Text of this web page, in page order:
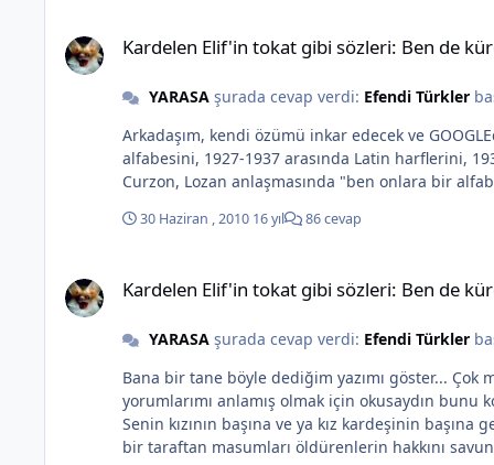
Kardelen Elif'in tokat gibi sözleri: Ben de
YARASAşurada cevap verdi: Efendi Türkler
Arkadaşım, kendi özümü inkar edecek ve GOOGLEda çerkes
alfabesini, 1927-1937 arasında Latin harflerini, 1937 den sonra da Kiril (Rus)
30 Haziran , 2010 16 yıl 86 cevap
Kardelen Elif'in tokat gibi sözleri: Ben de
YARASAşurada cevap verdi: Efendi Türkler
Bana bir tane böyle dediğim yazımı göster... Çok merak ediyorsa söyleyeyim: Ben milliyetçi değilim arkadaşım, sadece Kürt milliyetçiliğine ve bölücülüğe karşıyım! Eğer
yorumlarımı anlamış olmak için okusaydın bunu kolaca çıkarırdın. Bana bir tane yorumumu göster TÜRK MİLLİYETÇİLİĞİ
Senin kızının başına ve ya kız kardeşinin başına gelmiş olsa
bir taraftan masumları öldürenlerin hakkını